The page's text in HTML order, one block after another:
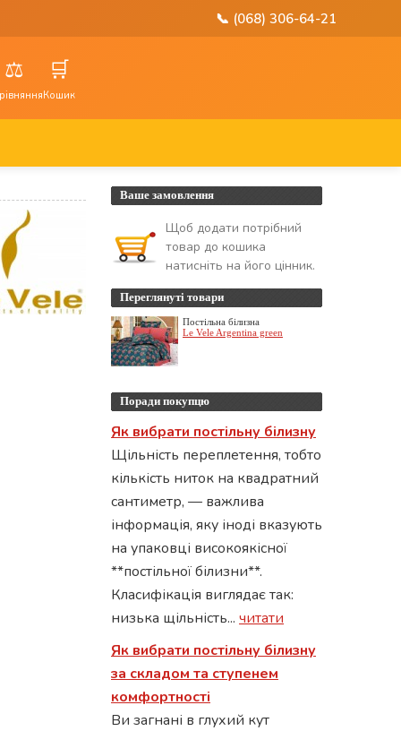
📞 (068) 306-64-21
⚖️ 🛒
Кошик
Ваше замовлення
Щоб додати потрібний
товар до кошика
натисніть на його цінник.
Переглянуті товари
Постільна білизна
Le Vele Argentina green
Поради покупцю
Як вибрати постільну білизну
Щільність переплетення, тобто
кількість ниток на квадратний
сантиметр, — важлива
інформація, яку іноді вказують
на упаковці високоякісної
**постільної білизни**.
Класифікація виглядає так:
низька щільність... читати
Як вибрати постільну білизну
за складом та ступенем
комфортності
Ви загнані в глухий кут